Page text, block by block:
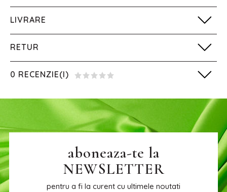
LIVRARE
RETUR
0 RECENZIE(I)
aboneaza-te la
NEWSLETTER
pentru a fi la curent cu ultimele noutati